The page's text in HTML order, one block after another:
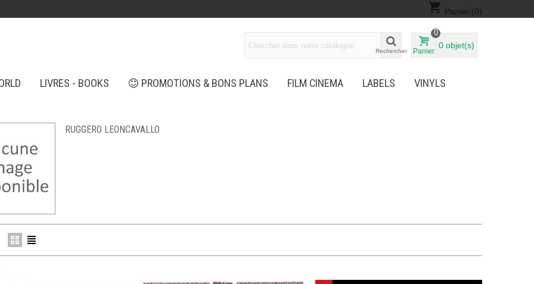
shopping_cart Panier (0)
Rechercher Panier
0
0 objet(s)
LIVRES - BOOKS PROMOTIONS & BONS PLANS FILM CINEMA LABELS VINYLS
RUGGERO LEONCAVALLO